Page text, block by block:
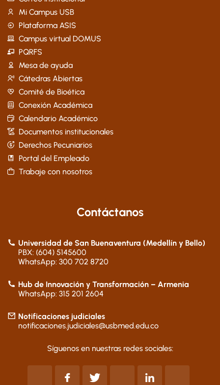
Mi Campus USB
Plataforma ASIS
Campus virtual DOMUS
PQRFS
Mesa de ayuda
Cátedras Abiertas
Comité de Bioética
Conexión Académica
Calendario Académico
Documentos institucionales
Derechos Pecuniarios
Portal del Empleado
Trabaje con nosotros
Contáctanos
Universidad de San Buenaventura (Medellín y Bello)
PBX: (604) 5145600
WhatsApp: 300 702 8720
Hub de Innovación y Transformación – Armenia
WhatsApp: 315 201 2604
Notificaciones judiciales
notificaciones.judiciales@usbmed.edu.co
Síguenos en nuestras redes sociales: